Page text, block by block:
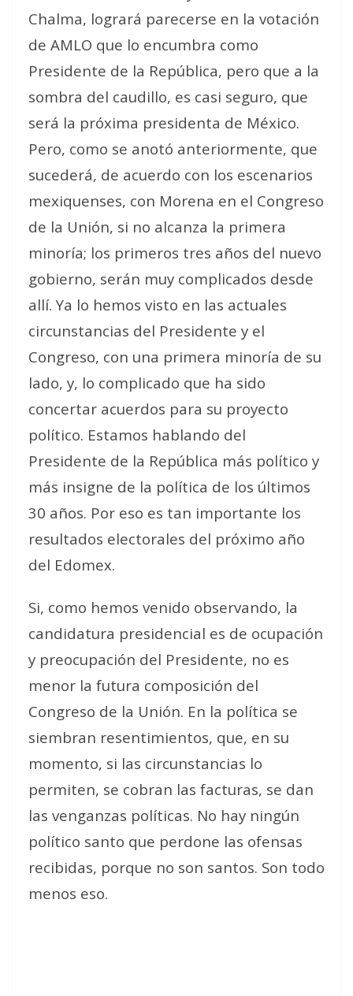
Chalma, logrará parecerse en la votación
de AMLO que lo encumbra como
Presidente de la República, pero que a la
sombra del caudillo, es casi seguro, que
será la próxima presidenta de México.
Pero, como se anotó anteriormente, que
sucederá, de acuerdo con los escenarios
mexiquenses, con Morena en el Congreso
de la Unión, si no alcanza la primera
minoría; los primeros tres años del nuevo
gobierno, serán muy complicados desde
allí. Ya lo hemos visto en las actuales
circunstancias del Presidente y el
Congreso, con una primera minoría de su
lado, y, lo complicado que ha sido
concertar acuerdos para su proyecto
político. Estamos hablando del
Presidente de la República más político y
más insigne de la política de los últimos
30 años. Por eso es tan importante los
resultados electorales del próximo año
del Edomex.
Si, como hemos venido observando, la
candidatura presidencial es de ocupación
y preocupación del Presidente, no es
menor la futura composición del
Congreso de la Unión. En la política se
siembran resentimientos, que, en su
momento, si las circunstancias lo
permiten, se cobran las facturas, se dan
las venganzas políticas. No hay ningún
político santo que perdone las ofensas
recibidas, porque no son santos. Son todo
menos eso.